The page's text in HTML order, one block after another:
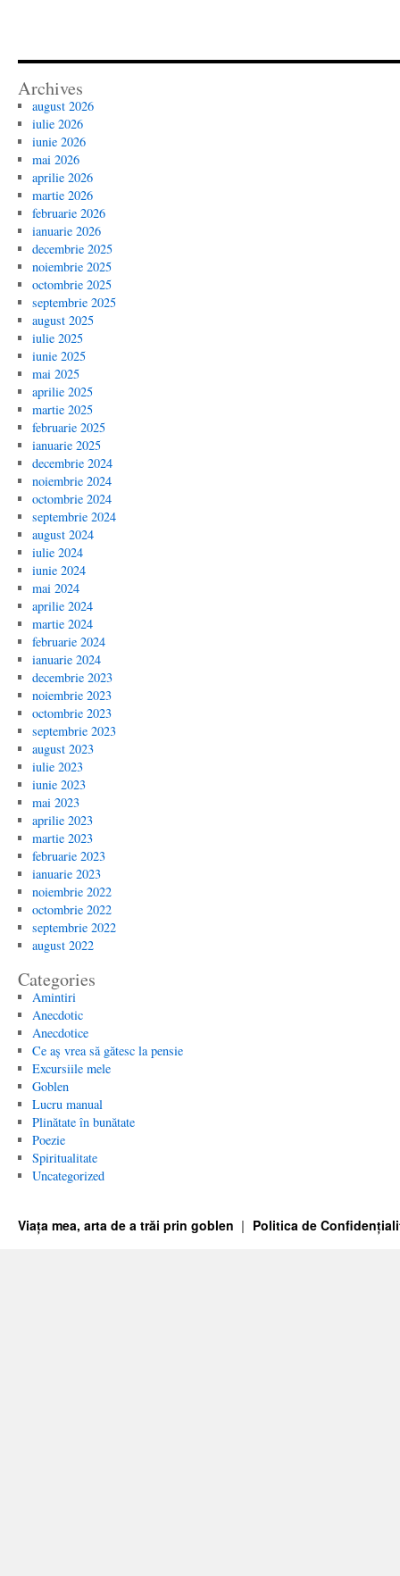
Archives
august 2026
iulie 2026
iunie 2026
mai 2026
aprilie 2026
martie 2026
februarie 2026
ianuarie 2026
decembrie 2025
noiembrie 2025
octombrie 2025
septembrie 2025
august 2025
iulie 2025
iunie 2025
mai 2025
aprilie 2025
martie 2025
februarie 2025
ianuarie 2025
decembrie 2024
noiembrie 2024
octombrie 2024
septembrie 2024
august 2024
iulie 2024
iunie 2024
mai 2024
aprilie 2024
martie 2024
februarie 2024
ianuarie 2024
decembrie 2023
noiembrie 2023
octombrie 2023
septembrie 2023
august 2023
iulie 2023
iunie 2023
mai 2023
aprilie 2023
martie 2023
februarie 2023
ianuarie 2023
noiembrie 2022
octombrie 2022
septembrie 2022
august 2022
Categories
Amintiri
Anecdotic
Anecdotice
Ce aș vrea să gătesc la pensie
Excursiile mele
Goblen
Lucru manual
Plinătate în bunătate
Poezie
Spiritualitate
Uncategorized
Viața mea, arta de a trăi prin goblen Politica de